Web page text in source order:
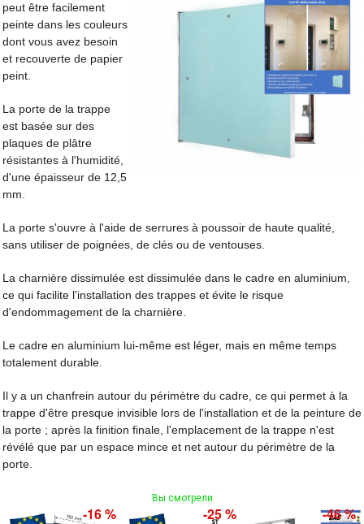
peut être facilement
peinte dans les couleurs
dont vous avez besoin
et recouverte de papier
peint.
La porte de la trappe
est basée sur des
plaques de plâtre
résistantes à l'humidité,
d'une épaisseur de 12,5
mm.
La porte s'ouvre à l'aide de serrures à poussoir de haute qualité,
sans utiliser de poignées, de clés ou de ventouses.
La charnière dissimulée est dissimulée dans le cadre en aluminium,
ce qui facilite l'installation des trappes et évite le risque
d'endommagement de la charnière.
Le cadre en aluminium lui-même est léger, mais en même temps
totalement durable.
Il y a un chanfrein autour du périmètre du cadre, ce qui permet à la
trappe d'être presque invisible lors de l'installation et de la peinture de
la porte ; après la finition finale, l'emplacement de la trappe n'est
révélé que par un espace mince et net autour du périmètre de la
porte.
Вы смотрели
-16 % -25 % -46 %